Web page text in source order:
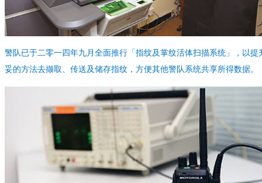
警队已于二零一四年九月全面推行「指纹及掌纹活体扫描系统」，以
妥的方法去撷取、传送及储存指纹，方便其他警队系统共享所得数据。